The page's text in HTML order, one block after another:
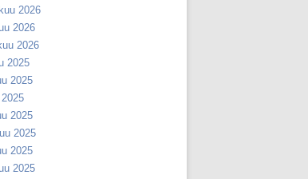
2026
2026
2026
2025
2025
2025
2025
2025
2025